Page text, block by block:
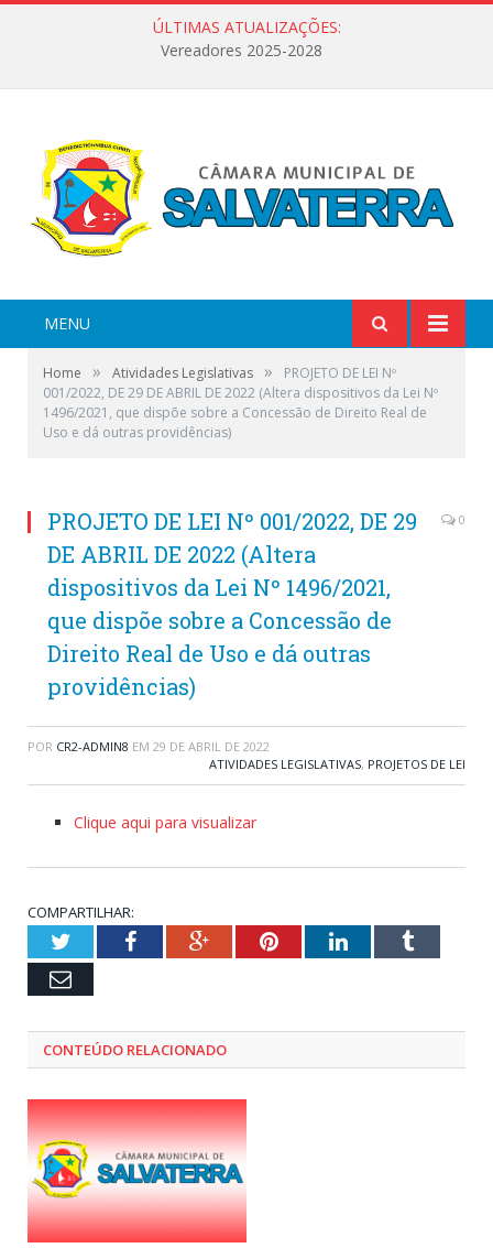
ÚLTIMAS ATUALIZAÇÕES:
Vereadores 2025-2028
MENU
Home » Atividades Legislativas »
PROJETO DE LEI Nº
001/2022, DE 29 DE ABRIL DE 2022 (Altera dispositivos da Lei Nº
1496/2021, que dispõe sobre a Concessão de Direito Real de
Uso e dá outras providências)
PROJETO DE LEI Nº 001/2022, DE 29
DE ABRIL DE 2022 (Altera
dispositivos da Lei Nº 1496/2021,
que dispõe sobre a Concessão de
Direito Real de Uso e dá outras
providências)
0
POR CR2-ADMIN8 EM 29 DE ABRIL DE 2022
ATIVIDADES LEGISLATIVAS, PROJETOS DE LEI
Clique aqui para visualizar
COMPARTILHAR:
TwitterFacebookGoogle+PinterestLinkedInTumblr
Email
CONTEÚDO RELACIONADO